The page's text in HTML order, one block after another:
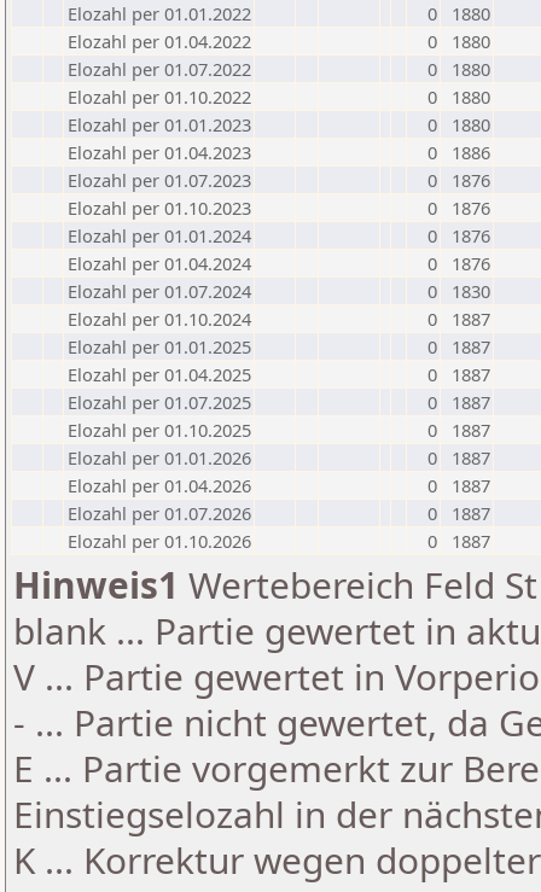
Elozahl per 01.01.2022
0
1880
Elozahl per 01.04.2022
0
1880
Elozahl per 01.07.2022
0
1880
Elozahl per 01.10.2022
0
1880
Elozahl per 01.01.2023
0
1880
Elozahl per 01.04.2023
0
1886
Elozahl per 01.07.2023
0
1876
Elozahl per 01.10.2023
0
1876
Elozahl per 01.01.2024
0
1876
Elozahl per 01.04.2024
0
1876
Elozahl per 01.07.2024
0
1830
Elozahl per 01.10.2024
0
1887
Elozahl per 01.01.2025
0
1887
Elozahl per 01.04.2025
0
1887
Elozahl per 01.07.2025
0
1887
Elozahl per 01.10.2025
0
1887
Elozahl per 01.01.2026
0
1887
Elozahl per 01.04.2026
0
1887
Elozahl per 01.07.2026
0
1887
Elozahl per 01.10.2026
0 1887
Hinweis1 Wertebereich Feld
blank ... Partie gewertet in
V ... Partie gewertet in
- ... Partie nicht gewertet, da
E ... Partie vorgemerkt zur
Einstiegselozahl in der
K ... Korrektur wegen